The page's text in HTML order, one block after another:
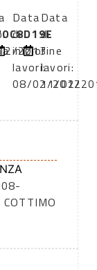
2013
Data
di
inizio
lavori:
08/02/2012
Data
di
fine
lavori:
11/02/